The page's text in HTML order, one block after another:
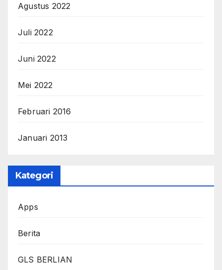
Agustus 2022
Juli 2022
Juni 2022
Mei 2022
Februari 2016
Januari 2013
Kategori
Apps
Berita
GLS BERLIAN